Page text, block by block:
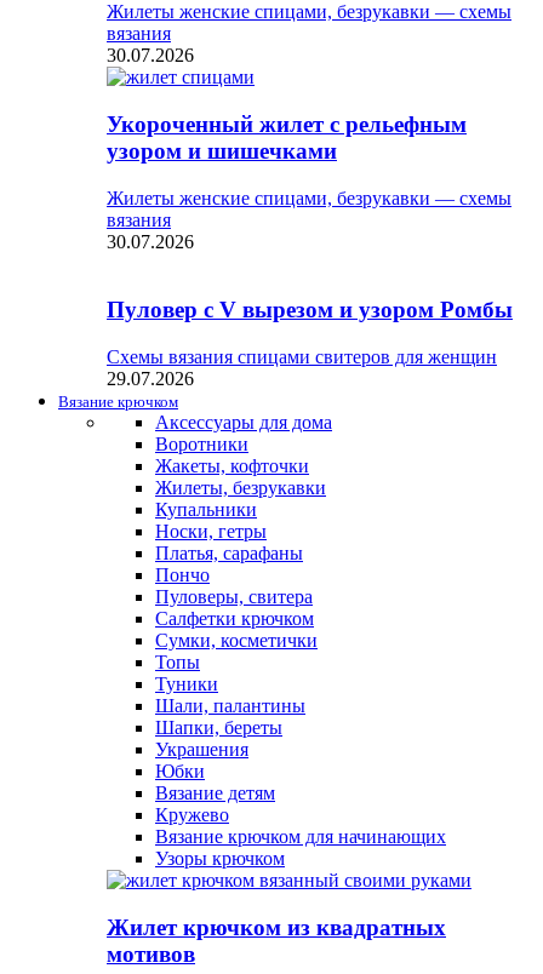
Жилеты женские спицами, безрукавки — схемы
вязания
30.07.2026
Укороченный жилет с рельефным
узором и шишечками
Жилеты женские спицами, безрукавки — схемы
вязания
30.07.2026
Пуловер с V вырезом и узором Ромбы
Схемы вязания спицами свитеров для женщин
29.07.2026
Вязание крючком
Аксессуары для дома
Воротники
Жакеты, кофточки
Жилеты, безрукавки
Купальники
Носки, гетры
Платья, сарафаны
Пончо
Пуловеры, свитера
Салфетки крючком
Сумки, косметички
Топы
Туники
Шали, палантины
Шапки, береты
Украшения
Юбки
Вязание детям
Кружево
Вязание крючком для начинающих
Узоры крючком
Жилет крючком из квадратных
мотивов